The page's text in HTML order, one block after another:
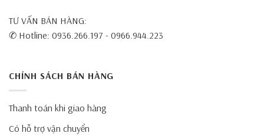
TƯ VẤN BÁN HÀNG:
✆ Hotline: 0936.266.197 - 0966.944.223
CHÍNH SÁCH BÁN HÀNG
Thanh toán khi giao hàng
Có hỗ trợ vận chuyển